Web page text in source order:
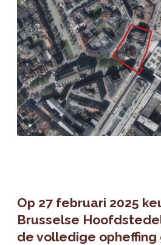
Op 27 februari 2025
Brusselse
de volledige opheffing